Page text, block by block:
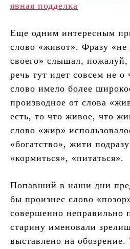
явная подделка
Еще одним интересным
слово «живот». Фразу
своего» слышал,
речь тут идет совсем не о
слово имело более
производное от слова
есть, то что живое, что
слово «жир»
«богатство», жити
«кормиться», «питаться».
Попавший в наши дни
бы произнес слово
совершенно неправильно
старину именовали
выставлено на обозрение.